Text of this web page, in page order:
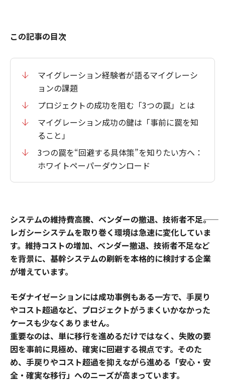
この記事の目次
マイグレーション経験者が語るマイグレーシ
ョンの課題
プロジェクトの成功を阻む「3つの罠」とは
マイグレーション成功の鍵は「事前に罠を知
ること」
3つの罠を“回避する具体策”を知りたい方へ：
ホワイトペーパーダウンロード
システムの維持費高騰、ベンダーの撤退、技術者不足――。
レガシーシステムを取り巻く環境は急速に変化していま
す。維持コストの増加、ベンダー撤退、技術者不足など
を背景に、基幹システムの刷新を本格的に検討する企業
が増えています。
モダナイゼーションには成功事例もある一方で、手戻り
やコスト超過など、プロジェクトがうまくいかなかった
ケースも少なくありません。
重要なのは、単に移行を進めるだけではなく、失敗の要
因を事前に見極め、確実に回避する視点です。そのた
め、手戻りやコスト超過を抑えながら進める「安心・安
全・確実な移行」へのニーズが高まっています。